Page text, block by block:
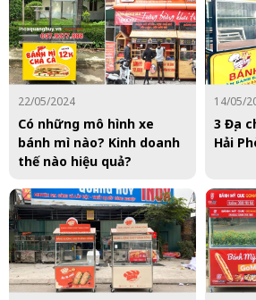
22/05/2024
Có những mô hình xe
bánh mì nào? Kinh doanh
thế nào hiệu quả?
14/05/
3 Địa
Hải